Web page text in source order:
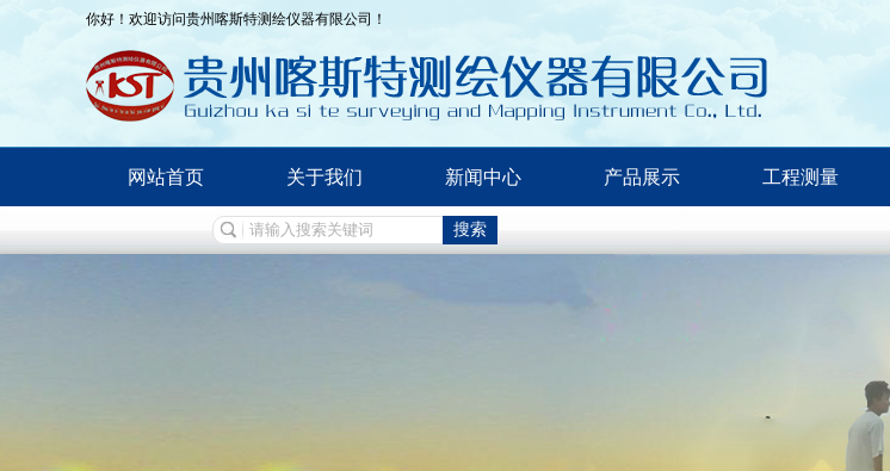
你好！欢迎访问贵州喀斯特测绘仪器有限公司！
网站首页 关于我们 新闻中心 产品展示 工程测量